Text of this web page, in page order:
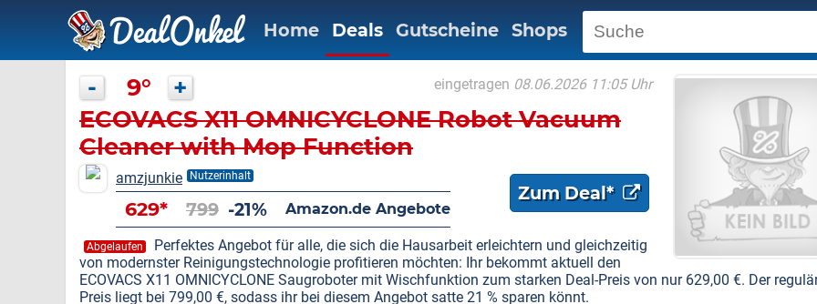
Home Deals Gutscheine Shops
- 9° + eingetragen 08.06.2026 11:05 Uhr
ECOVACS X11 OMNICYCLONE Robot Vacuum
Cleaner with Mop Function
amzjunkie Nutzerinhalt
Zum Deal*
629* 799 -21% Amazon.de Angebote
Abgelaufen
Perfektes Angebot für alle, die sich die Hausarbeit erleichtern und gleichzeitig
von modernster Reinigungstechnologie profitieren möchten: Ihr bekommt aktuell den
ECOVACS X11 OMNICYCLONE Saugroboter mit Wischfunktion zum starken Deal-Preis von nur 629,00 €. Der
Preis liegt bei 799,00 €, sodass ihr bei diesem Angebot satte 21 % sparen könnt.